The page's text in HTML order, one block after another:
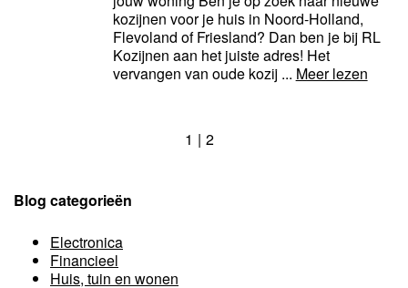
kozijnen voor je huis in Noord-Holland,
Flevoland of Friesland? Dan ben je bij RL
Kozijnen aan het juiste adres! Het
vervangen van oude kozij ... Meer lezen
1 2
Blog categorieën
Electronica
Financieel
Huis, tuin en wonen